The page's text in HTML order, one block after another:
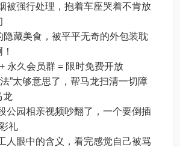
被强行处理，抱着车座哭着不肯放
隐藏美食，被平平无奇的外包装耽
永久会员群 = 限时免费开放
”太够意思了，帮马龙扫清一切障
龙
公园相亲视频吵翻了，一个要倒插
礼
人眼中的含义，看完感觉自己被骂